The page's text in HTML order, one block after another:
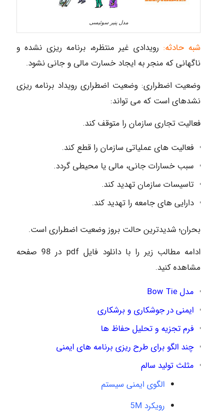
مدل پنیر سوئیسی
شبه حادثه: رویدادی غیر منتظره، برنامه ریزی نشده و
ناگهانی که منجر به ایجاد خسارت مالی و جانی نشود.
وضعیت اضطراری: وضعیت اضطراری رویداد برنامه ریزی
نشدهای است که می تواند:
فعالیت تجاری سازمان را متوقف کند.
فعالیت های عملیاتی سازمان را قطع کند.
سبب خسارات جانی، مالی یا محیطی گردد.
تاسیسات سازمان تهدید کند.
دارایی های جامعه را تهدید کند.
بحران؛ شدیدترین حالت بروز وضعیت اضطراری است.
ادامه مطالب زیر را با دانلود فایل pdf در 98 صفحه
مشاهده کنید.
مدل Bow Tie
ایمنی در جوشکاری و برشکاری
فرم تجزیه و تحلیل حفاظ ها
چند الگو برای طرح ریزی برنامه های ایمنی
مثلث تولید سالم
الگوی ایمنی سیستم
رویکرد 5M